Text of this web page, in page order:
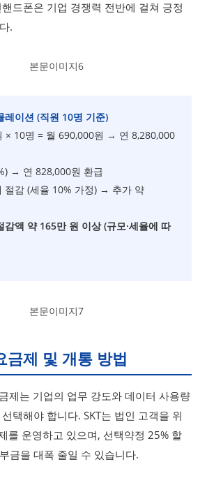
드폰은 기업 경쟁력 전반에 걸쳐 긍정
.
레이션 (직원 10명 기준)
× 10명 = 월 690,000원 → 연 8,280,000
→ 연 828,000원 환급
절감 (세율 10% 가정) → 추가 약
감액 약 165만 원 이상 (규모·세율에 따
금제 및 개통 방법
제는 기업의 업무 강도와 데이터 사용량
택해야 합니다. SKT는 법인 고객을 위
를 운영하고 있으며, 선택약정 25% 할
금을 대폭 줄일 수 있습니다.